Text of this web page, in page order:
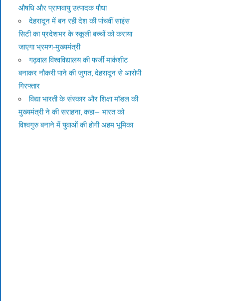
औषधि और प्राणवायु उत्पादक पौधा
देहरादून में बन रही देश की पांचवीं साइंस
सिटी का प्रदेशभर के स्कूली बच्चों को कराया
जाएगा भ्रमण-मुख्यमंत्री
गढ़वाल विश्वविद्यालय की फर्जी मार्कशीट
बनाकर नौकरी पाने की जुगत, देहरादून से आरोपी
गिरफ्तार
विद्या भारती के संस्कार और शिक्षा मॉडल की
मुख्यमंत्री ने की सराहना, कहा— भारत को
विश्वगुरु बनाने में युवाओं की होगी अहम भूमिका